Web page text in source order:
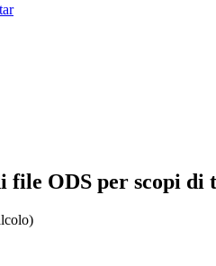
file ODS per scopi di